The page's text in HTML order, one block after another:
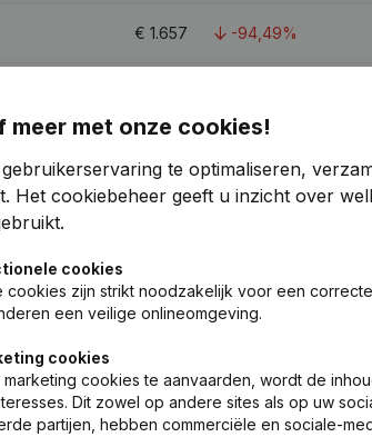
€ 1.657 -94,49%
Publicatie
Maatschappelijke Zetel
meer met onze cookies!
te optimaliseren,
Het cookiebeheer geeft u inzicht over
cookies
cookies zijn strikt noodzakelijk voor een
een veilige onlineomgeving.
cookies
marketing cookies te aanvaarden, wordt de
Dit zowel op andere sites als op uw
partijen, hebben commerciële en sociale-